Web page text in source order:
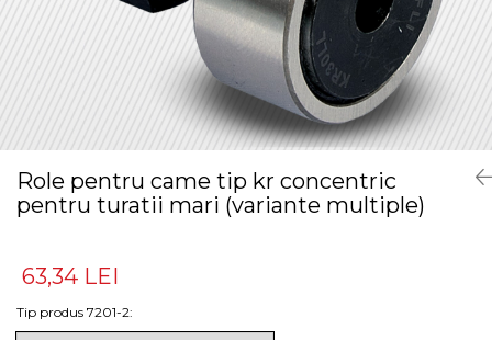
Role pentru came tip kr concentric
pentru turatii mari (variante multiple)
63,34 LEI
Tip produs 7201-2: